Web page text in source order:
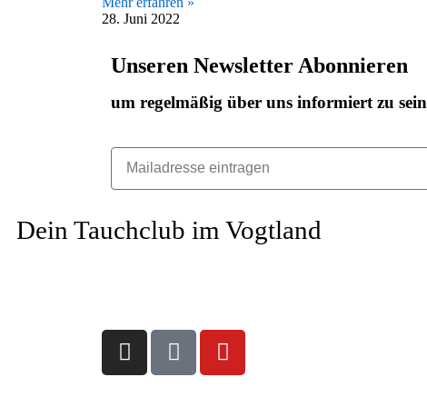
28. Juni 2022
Unseren Newsletter Abonnieren
um regelmäßig über uns informiert zu sein
Dein Tauchclub im Vogtland